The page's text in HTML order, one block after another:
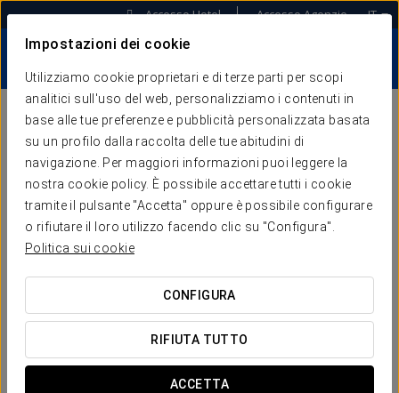
Impostazioni dei cookie
Utilizziamo cookie proprietari e di terze parti per scopi
analitici sull'uso del web, personalizziamo i contenuti in
base alle tue preferenze e pubblicità personalizzata basata
su un profilo dalla raccolta delle tue abitudini di
navigazione. Per maggiori informazioni puoi leggere la
nostra cookie policy. È possibile accettare tutti i cookie
tramite il pulsante "Accetta" oppure è possibile configurare
o rifiutare il loro utilizzo facendo clic su "Configura".
Politica sui cookie
CONFIGURA
RIFIUTA TUTTO
ACCETTA
Accesso Hotel Accesso Agenzie IT
STORIE DI
SUCCESSO
Noi di Keytel lavoriamo non solo per offrire servizi di
prima categoria al settore alberghiero, bensì per
costruire rapporti solidi e duraturi con i nostri
associati. La nostra motivazione principale è
soddisfare le aspettative degli albergatori che
ripongono in noi la loro fiducia, incentivando
trasformazioni positive e sostenibili nel tempo per